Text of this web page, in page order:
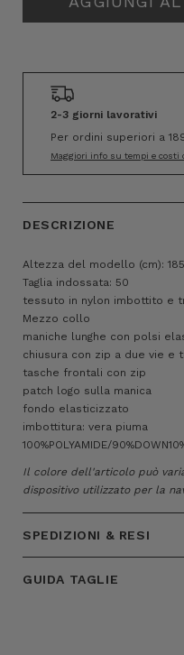
2-3 giorni lavorativi
Per ordini superiori a
Maggiori info su tempi e costi
DESCRIZIONE
Altezza del modello (cm): 185
Taglia indossata: 50
tessuto in nylon imbottito e
Mezzo collo
maniche lunghe con polsi
chiusura con zip a due vie e
tasche frontali con zip
patch logo sulla manica
fondo elasticizzato
imbottitura: vera piuma
100%POLYAMIDE/
Il colore dell'articolo può
dispositivo utilizzato per la
SPEDIZIONI & RESI
GUIDA TAGLIE